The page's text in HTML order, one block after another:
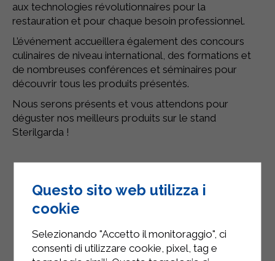
aux technologies révolutionnaires pour la
restauration et pour chaque besoin professionnel.
L’événement accueillera également des concours
culinaires de niveau international, des formations et
de nombreuses conférences et séminaires pour
découvrir tous les produits présentés.
Nous serons présents et vous attendons pour
déguster nos meilleurs produits sur le stand
Sterilgarda !
Questo sito web utilizza i
cookie
Selezionando "Accetto il monitoraggio", ci
consenti di utilizzare cookie, pixel, tag e